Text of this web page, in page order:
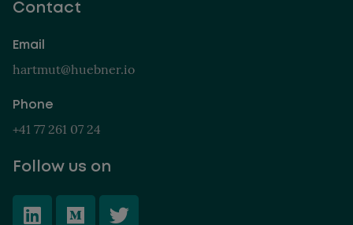
Contact
Email
hartmut@huebner.io
Phone
+41 77 261 07 24
Follow us on